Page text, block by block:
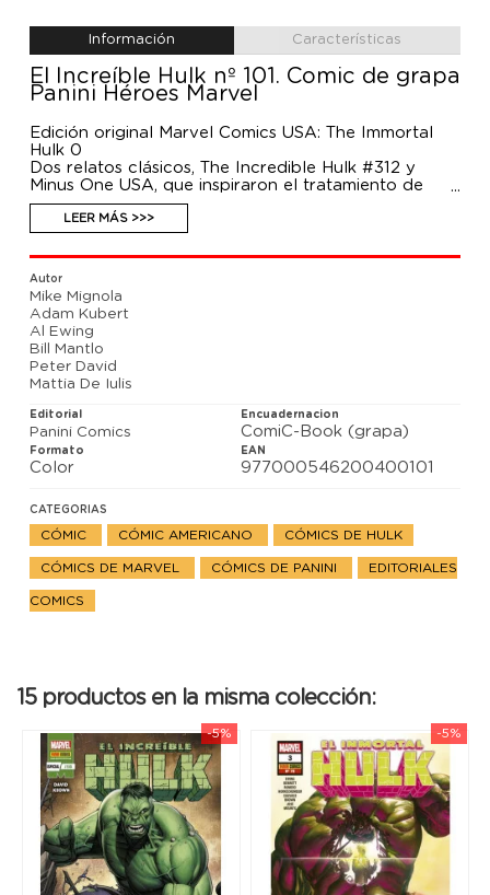
Información Características
El Increíble Hulk nº 101. Comic de grapa
Panini Héroes Marvel
Edición original Marvel Comics USA: The Immortal
Hulk 0
Dos relatos clásicos, The Incredible Hulk #312 y
Minus One USA, que inspiraron el tratamiento de
Brian Banner en El Inmortal Hulk, junto a una nueva
escena contextualizadora, creada para la ocasión
por Al Ewing.
LEER MÁS >>>
Autor
Mike Mignola
Adam Kubert
Al Ewing
Bill Mantlo
Peter David
Mattia De Iulis
Editorial
Panini Comics
Encuadernacion
ComiC-Book (grapa)
Formato
Color
EAN
977000546200400101
CATEGORIAS
CÓMIC CÓMIC AMERICANO CÓMICS DE HULK
CÓMICS DE MARVEL CÓMICS DE PANINI EDITORIALES
COMICS
15 productos en la misma colección:
-5% -5%